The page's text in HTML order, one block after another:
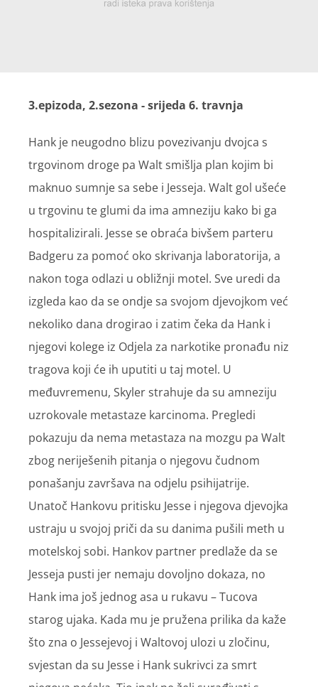
3.epizoda, 2.sezona - srijeda 6. travnja
Hank je neugodno blizu povezivanju dvojca s
trgovinom droge pa Walt smišlja plan kojim bi
maknuo sumnje sa sebe i Jesseja. Walt gol ušeće
u trgovinu te glumi da ima amneziju kako bi ga
hospitalizirali. Jesse se obraća bivšem parteru
Badgeru za pomoć oko skrivanja laboratorija, a
nakon toga odlazi u obližnji motel. Sve uredi da
izgleda kao da se ondje sa svojom djevojkom već
nekoliko dana drogirao i zatim čeka da Hank i
njegovi kolege iz Odjela za narkotike pronađu niz
tragova koji će ih uputiti u taj motel. U
međuvremenu, Skyler strahuje da su amneziju
uzrokovale metastaze karcinoma. Pregledi
pokazuju da nema metastaza na mozgu pa Walt
zbog neriješenih pitanja o njegovu čudnom
ponašanju završava na odjelu psihijatrije.
Unatoč Hankovu pritisku Jesse i njegova djevojka
ustraju u svojoj priči da su danima pušili meth u
motelskoj sobi. Hankov partner predlaže da se
Jesseja pusti jer nemaju dovoljno dokaza, no
Hank ima još jednog asa u rukavu – Tucova
starog ujaka. Kada mu je pružena prilika da kaže
što zna o Jessejevoj i Waltovoj ulozi u zločinu,
svjestan da su Jesse i Hank sukrivci za smrt